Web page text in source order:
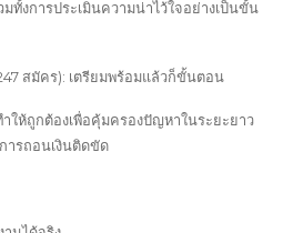
ทั้งการประเมินความน่าไว้ใจอย่างเป็นขั้น
สมัคร): เตรียมพร้อมแล้วก็ขั้นตอน
ให้ถูกต้องเพื่อคุ้มครองปัญหาในระยะยาว
ารถอนเงินติดขัด